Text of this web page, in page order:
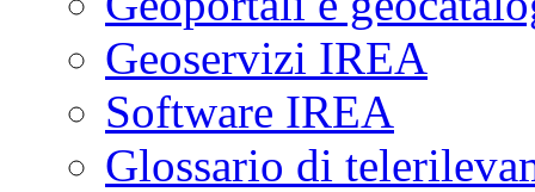
Geoservizi IREA
Software IREA
Glossario di